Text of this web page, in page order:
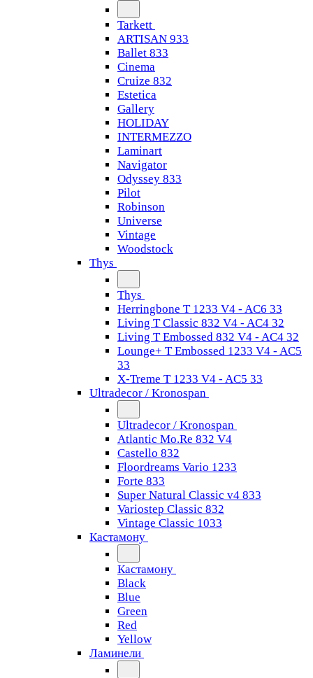
Tarkett
ARTISAN 933
Ballet 833
Cinema
Cruize 832
Estetica
Gallery
HOLIDAY
INTERMEZZO
Laminart
Navigator
Odyssey 833
Pilot
Robinson
Universe
Vintage
Woodstock
Thys
Thys
Herringbone T 1233 V4 - AC6 33
Living T Classic 832 V4 - AC4 32
Living T Embossed 832 V4 - AC4 32
Lounge+ T Embossed 1233 V4 - AC5
33
X-Treme T 1233 V4 - AC5 33
Ultradecor / Kronospan
Ultradecor / Kronospan
Atlantic Mo.Re 832 V4
Castello 832
Floordreams Vario 1233
Forte 833
Super Natural Classic v4 833
Variostep Classic 832
Vintage Classic 1033
Кастамону
Кастамону
Black
Blue
Green
Red
Yellow
Ламинели